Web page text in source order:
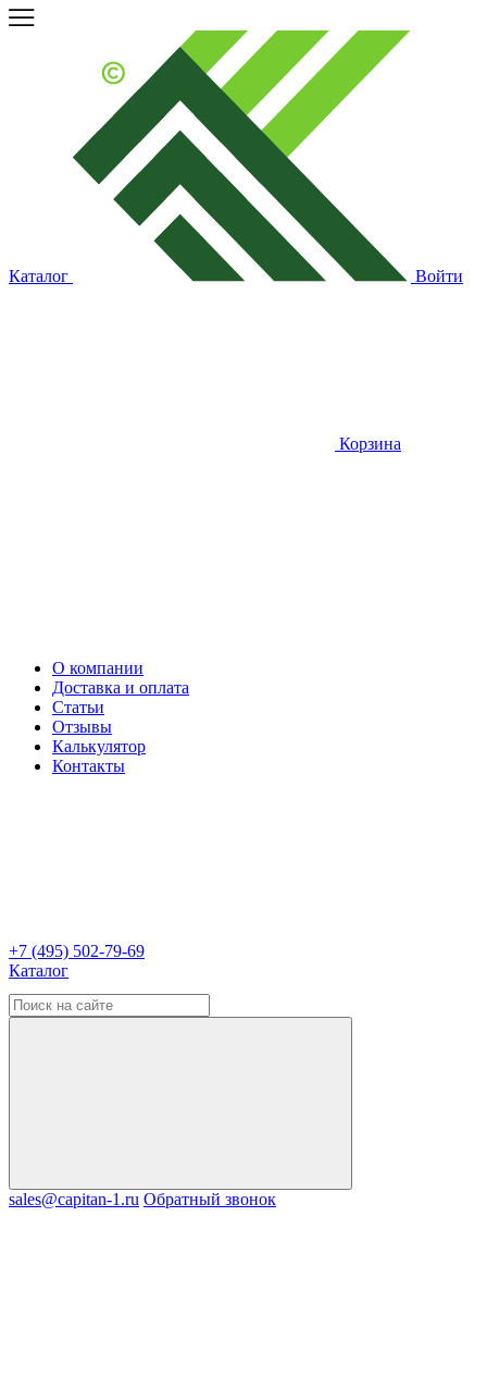
Каталог Войти
Корзина
О компании
Доставка и оплата
Статьи
Отзывы
Калькулятор
Контакты
+7 (495) 502-79-69
Каталог
sales@capitan-1.ru Обратный звонок